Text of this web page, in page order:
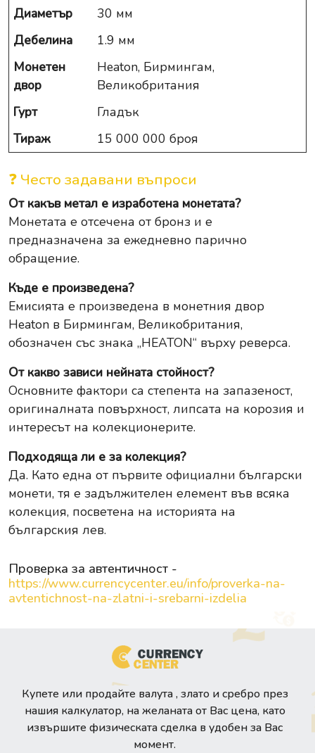
Диаметър
30 мм
Дебелина
1.9 мм
Монетен
двор
Heaton, Бирмингам,
Великобритания
Гурт
Гладък
Тираж
15 000 000 броя
❓ Често задавани въпроси
От какъв метал е изработена монетата?
Монетата е отсечена от бронз и е
предназначена за ежедневно парично
обращение.
Къде е произведена?
Емисията е произведена в монетния двор
Heaton в Бирмингам, Великобритания,
обозначен със знака „HEATON“ върху реверса.
От какво зависи нейната стойност?
Основните фактори са степента на запазеност,
оригиналната повърхност, липсата на корозия и
интересът на колекционерите.
Подходяща ли е за колекция?
Да. Като една от първите официални български
монети, тя е задължителен елемент във всяка
колекция, посветена на историята на
българския лев.
Проверка за автентичност -
https://www.currencycenter.eu/info/proverka-na-
avtentichnost-na-zlatni-i-srebarni-izdelia
Купете или продайте валута , злато и сребро през
нашия калкулатор, на желаната от Вас цена, като
извършите физическата сделка в удобен за Вас
момент.